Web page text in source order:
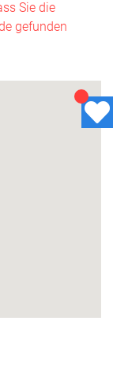
Sie die
gefunden